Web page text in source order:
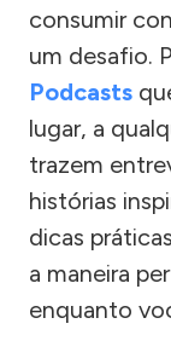
consumir
um desafio.
Podcasts
lugar, a
trazem
histórias
dicas
a maneira
enquanto